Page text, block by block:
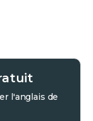
l'anglais de